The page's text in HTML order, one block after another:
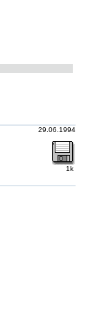
29.06.1994
1k